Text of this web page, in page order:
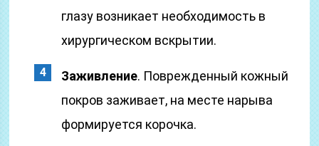
глазу возникает необходимость в
хирургическом вскрытии.
Заживление. Поврежденный кожный
покров заживает, на месте нарыва
формируется корочка.